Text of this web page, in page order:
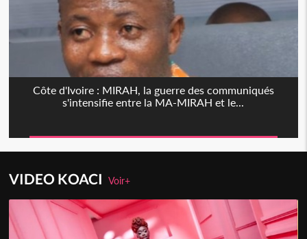
Côte d'Ivoire : MIRAH, la guerre des communiqués
s'intensifie entre la MA-MIRAH et le...
VIDEO KOACIVoir+